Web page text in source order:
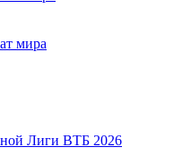
мира
Лиги ВТБ 2026